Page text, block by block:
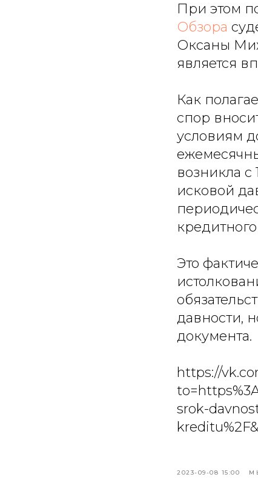
При этом
Обзора
Оксаны
является
Как
спор
условиям
возникла с
исковой
Это
давности,
документа.
https://
srok-
2023-09-08 15:00